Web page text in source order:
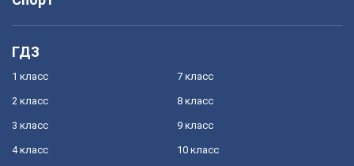
ГДЗ
1 класс
2 класс
3 класс
4 класс
7 класс
8 класс
9 класс
10 класс